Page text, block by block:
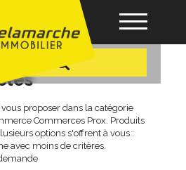
fonds de
prox.
proposer dans la catégorie
Commerces Prox. Produits
options s'offrent à vous :
avec moins de critères.